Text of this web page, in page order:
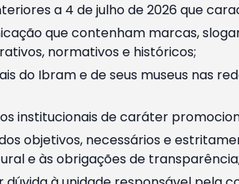
a 4 de julho de 2026 que
que contenham marcas,
normativos e históricos;
do Ibram e de seus museus nas
institucionais de caráter
objetivos, necessários e
e às obrigações de transparência;